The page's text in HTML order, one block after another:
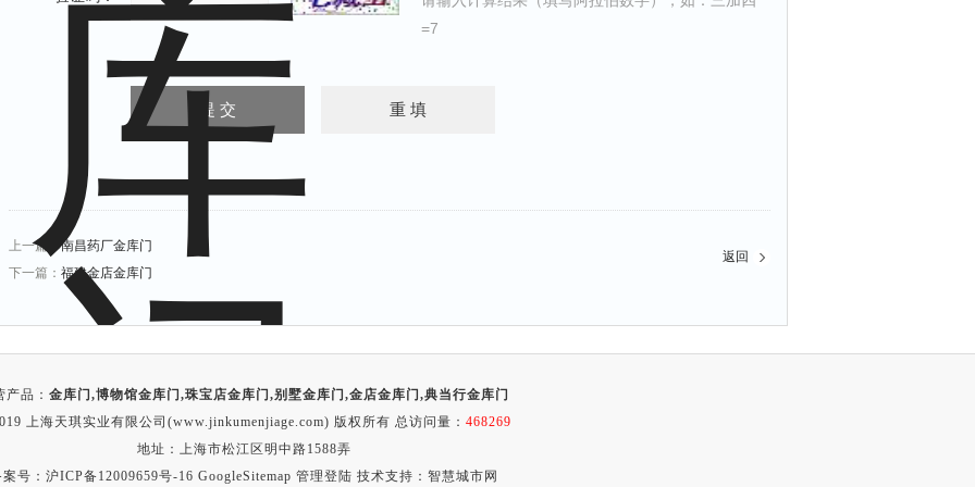
=7
上一篇：南昌药厂金库门
下一篇： 福建金店金库门
返回
产品： 金库门 ,博物馆金库门 ,珠宝店金库门 ,别墅金库门 ,金店金库门 ,典当行金库门
上海天琪实业有限公司(www.jinkumenjiage.com) 版权所有 总访问量： 468269
地址：上海市松江区明中路1588弄
号： 沪ICP备12009659号-16 GoogleSitemap 管理登陆 技术支持： 智慧城市网